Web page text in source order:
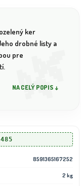
ker
drobné listy a
pre
NA CELÝ POPIS ↓
8591365167252
2 kg